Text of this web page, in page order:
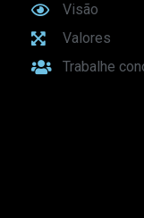
Visão
Valores
Trabalhe